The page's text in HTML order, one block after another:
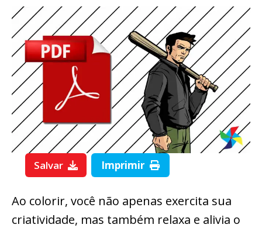
Salvar Imprimir
Ao colorir, você não apenas exercita sua
criatividade, mas também relaxa e alivia o